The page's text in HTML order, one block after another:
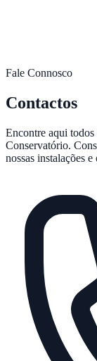
Fale Connosco
Contactos
Encontre aqui
Conservatório.
nossas instalações